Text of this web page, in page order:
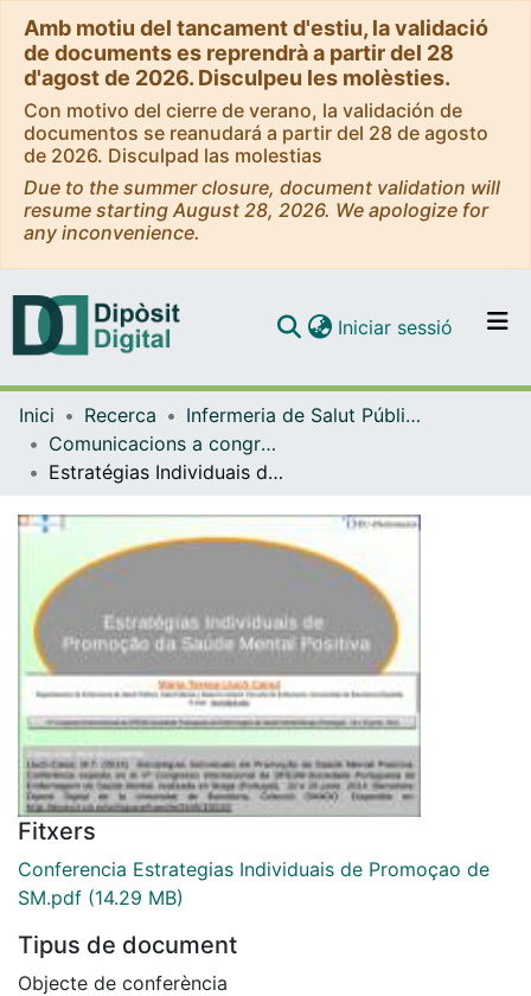
Amb motiu del tancament d'estiu, la validació
de documents es reprendrà a partir del 28
d'agost de 2026. Disculpeu les molèsties.
Con motivo del cierre de verano, la validación de
documentos se reanudará a partir del 28 de agosto
de 2026. Disculpad las molestias
Due to the summer closure, document validation will
resume starting August 28, 2026. We apologize for
any inconvenience.
Navega per tot el DD
Com publicar
Contacte
Iniciar sessió (current)
Inici Recerca
Infermeria de Salut Pública, Salut Mental i Maternoinfantil
Comunicacions a congressos (Infermeria de Salut Pública, Salut mental i Maternoinfantil)
Estratégias Individuais de Promoção da Saúde Mental Positiva
Fitxers
Conferencia Estrategias Individuais de Promoçao de
SM.pdf (14.29 MB)
Tipus de document
Objecte de conferència